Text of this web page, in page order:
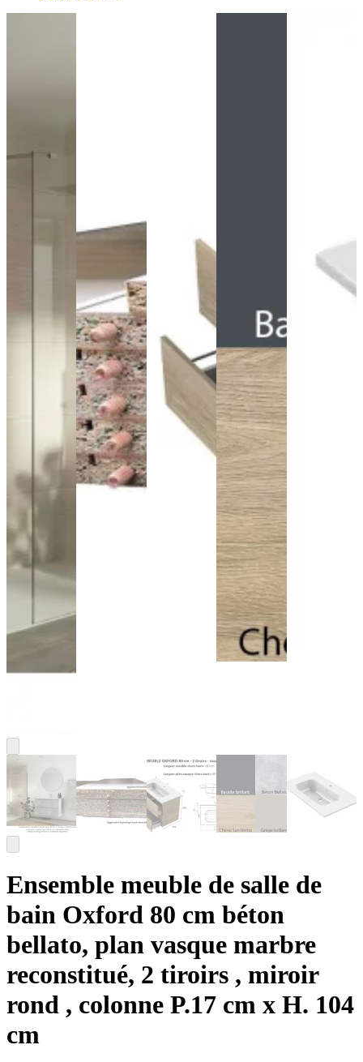
Ensemble meuble de salle de
bain Oxford 80 cm béton
bellato, plan vasque marbre
reconstitué, 2 tiroirs , miroir
rond , colonne P.17 cm x H. 104
cm